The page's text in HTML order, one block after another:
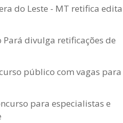
do Leste - MT retifica
Pará divulga retificações de
público com vagas para
para especialistas e